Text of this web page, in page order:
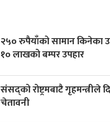
२५० रुपैयाँको सामान किनेका
१० लाखको बम्पर उपहार
संसद्को रोष्ट्रमबाटै गृहमन्त्रीले
चेतावनी